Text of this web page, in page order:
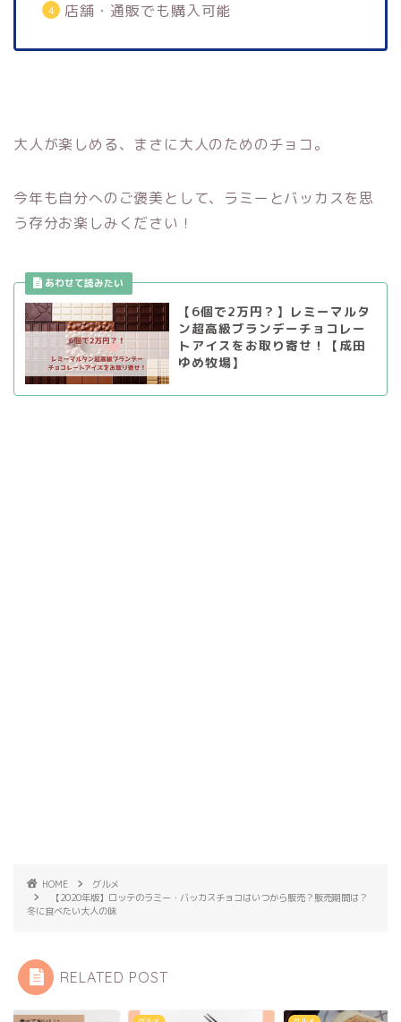
店舗・通販でも購入可能
大人が楽しめる、まさに大人のためのチョコ。
今年も自分へのご褒美として、ラミーとバッカスを思
う存分お楽しみください！
【6個で2万円？】レミーマルタ
ン超高級ブランデーチョコレー
トアイスをお取り寄せ！【成田
ゆめ牧場】
HOME
グルメ
【2020年版】ロッテのラミー・バッカスチョコはいつから販売？販売期間は？
冬に食べたい大人の味
RELATED POST